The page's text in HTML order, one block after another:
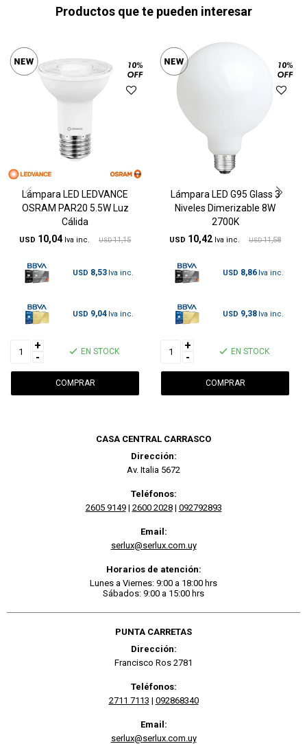
Productos que te pueden interesar
Lámpara LED LEDVANCE
OSRAM PAR20 5.5W Luz
Cálida
USD 10,04 USD 11,15
USD 8,53
USD 9,04
+
-
EN STOCK
Lámpara LED G95 Glass 3
Niveles Dimerizable 8W
2700K
USD 10,42 USD 11,58
USD 8,86
USD 9,38
+
-
EN STOCK
CASA CENTRAL CARRASCO
Dirección:
Av. Italia 5672
Teléfonos:
2605 9149| 2600 2028| 092792893
Email:
serlux@serlux.com.uy
Horarios de atención:
Lunes a Viernes: 9:00 a 18:00 hrs
Sábados: 9:00 a 15:00 hrs
PUNTA CARRETAS
Dirección:
Francisco Ros 2781
Teléfonos:
2711 7113 | 092868340
Email:
serlux@serlux.com.uy